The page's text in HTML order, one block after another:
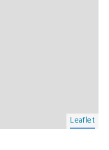
Leaflet